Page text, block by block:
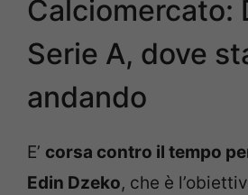
Calciomercato:
Serie A, dove
andando
E’ corsa contro il tempo
Edin Dzeko, che è